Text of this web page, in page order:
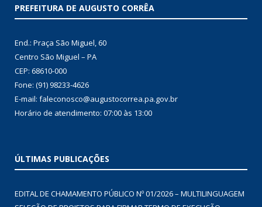
PREFEITURA DE AUGUSTO CORRÊA
End.: Praça São Miguel, 60
Centro São Miguel – PA
CEP: 68610-000
Fone: (91) 98233-4626
E-mail: faleconosco@augustocorrea.pa.gov.br
Horário de atendimento: 07:00 às 13:00
ÚLTIMAS PUBLICAÇÕES
EDITAL DE CHAMAMENTO PÚBLICO Nº 01/2026 – MULTILINGUAGEM